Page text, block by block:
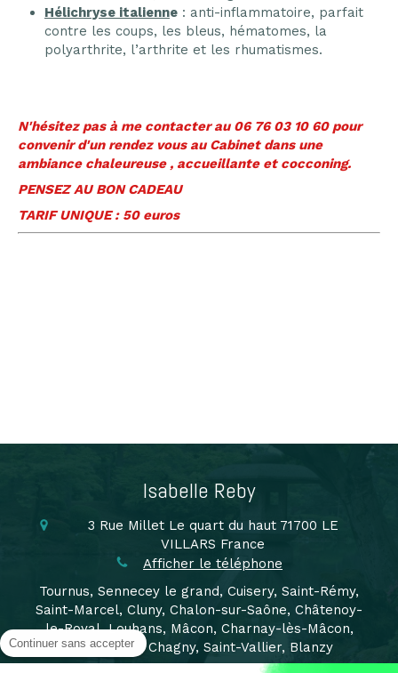
Hélichryse italienne : anti-inflammatoire, parfait
contre les coups, les bleus, hématomes, la
polyarthrite, l’arthrite et les rhumatismes.
N'hésitez pas à me contacter au 06 76 03 10 60 pour
convenir d'un rendez vous au Cabinet dans une
ambiance chaleureuse , accueillante et cocconing.
PENSEZ AU BON CADEAU
TARIF UNIQUE : 50 euros
Isabelle Reby
3 Rue Millet Le quart du haut 71700 LE
VILLARS France
Afficher le téléphone
Tournus, Sennecey le grand, Cuisery, Saint-Rémy,
Saint-Marcel, Cluny, Chalon-sur-Saône, Châtenoy-
le-Royal, Louhans, Mâcon, Charnay-lès-Mâcon,
Montchanin, Chagny, Saint-Vallier, Blanzy
Continuer sans accepter